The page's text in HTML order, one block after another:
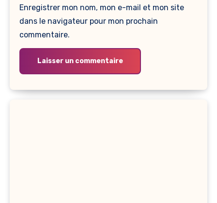
Enregistrer mon nom, mon e-mail et mon site
dans le navigateur pour mon prochain
commentaire.